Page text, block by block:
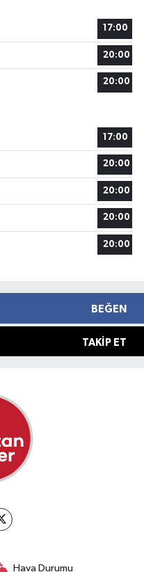
17:00
20:00
20:00
17:00
20:00
20:00
20:00
20:00
BEĞEN
TAKIP ET
Hava Durumu